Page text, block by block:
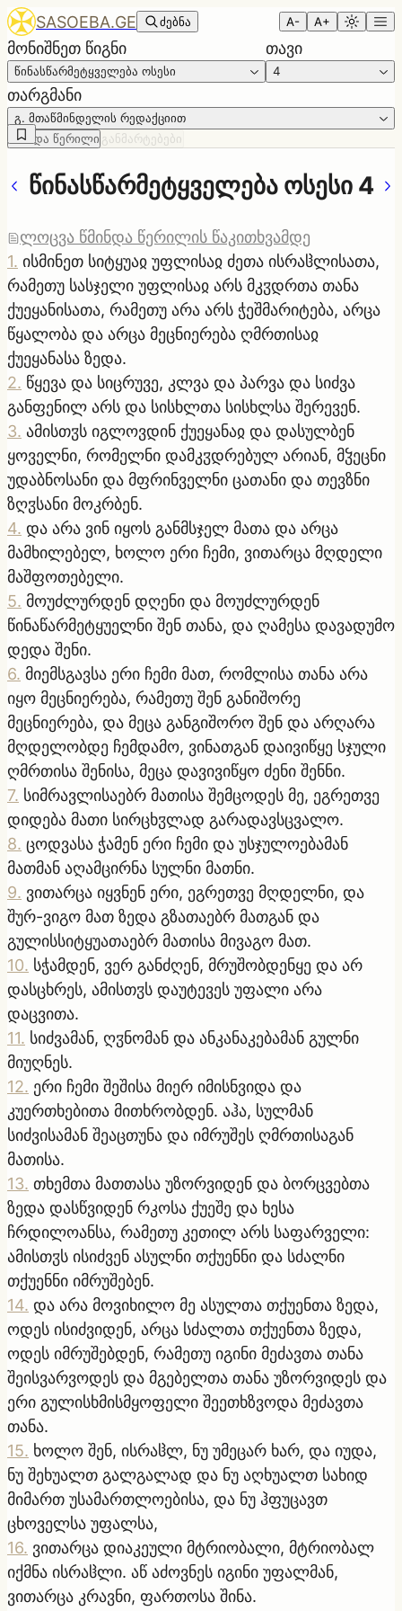
SASOEBA.GE ძებნა A- A+
მონიშნეთ წიგნი
წინასწარმეტყველება ოსესი
თავი
4
თარგმანი
გ. მთაწმინდელის რედაქციით
წმინდა წერილი განმარტებები
წინასწარმეტყველება ოსესი 4
ლოცვა წმინდა წერილის წაკითხვამდე
1. ისმინეთ სიტყუაჲ უფლისაჲ ძეთა ისრაჱლისათა,
რამეთუ სასჯელი უფლისაჲ არს მკჳდრთა თანა
ქუეყანისათა, რამეთუ არა არს ჭეშმარიტება, არცა
წყალობა და არცა მეცნიერება ღმრთისაჲ
ქუეყანასა ზედა.
2. წყევა და სიცრუვე, კლვა და პარვა და სიძვა
განფენილ არს და სისხლთა სისხლსა შერევენ.
3. ამისთჳს იგლოვდინ ქუეყანაჲ და დასულბენ
ყოველნი, რომელნი დამკჳდრებულ არიან, მჴეცნი
უდაბნოსანი და მფრინველნი ცათანი და თევზნი
ზღჳსანი მოკრბენ.
4. და არა ვინ იყოს განმსჯელ მათა და არცა
მამხილებელ, ხოლო ერი ჩემი, ვითარცა მღდელი
მაშფოთებელი.
5. მოუძლურდენ დღენი და მოუძლურდენ
წინაწარმეტყუელნი შენ თანა, და ღამესა დავადუმო
დედა შენი.
6. მიემსგავსა ერი ჩემი მათ, რომლისა თანა არა
იყო მეცნიერება, რამეთუ შენ განიშორე
მეცნიერება, და მეცა განგიშორო შენ და არღარა
მღდელობდე ჩემდამო, ვინათგან დაივიწყე სჯული
ღმრთისა შენისა, მეცა დავივიწყო ძენი შენნი.
7. სიმრავლისაებრ მათისა შემცოდეს მე, ეგრეთვე
დიდება მათი სირცხჳლად გარადავსცვალო.
8. ცოდვასა ჭამენ ერი ჩემი და უსჯულოებამან
მათმან აღამცირნა სულნი მათნი.
9. ვითარცა იყვნენ ერი, ეგრეთვე მღდელნი, და
შურ-ვიგო მათ ზედა გზათაებრ მათგან და
გულისსიტყუათაებრ მათისა მივაგო მათ.
10. სჭამდენ, ვერ განძღენ, მრუშობდენყე და არ
დასცხრეს, ამისთჳს დაუტევეს უფალი არა
დაცვითა.
11. სიძვამან, ღჳნომან და ანკანაკებამან გულნი
მიუღნეს.
12. ერი ჩემი შეშისა მიერ იმისნვიდა და
კუერთხებითა მითხრობდენ. აჰა, სულმან
სიძვისამან შეაცთუნა და იმრუშეს ღმრთისაგან
მათისა.
13. თხემთა მათთასა უზორვიდენ და ბორცვებთა
ზედა დასწვიდენ რკოსა ქუეშე და ხესა
ჩრდილოანსა, რამეთუ კეთილ არს საფარველი:
ამისთჳს ისიძვენ ასულნი თქუენნი და სძალნი
თქუენნი იმრუშებენ.
14. და არა მოვიხილო მე ასულთა თქუენთა ზედა,
ოდეს ისიძვიდენ, არცა სძალთა თქუენთა ზედა,
ოდეს იმრუშებდენ, რამეთუ იგინი მეძავთა თანა
შეისვარვოდეს და მგებელთა თანა უზორვიდეს და
ერი გულისხმისმყოფელი შეეთხზვოდა მეძავთა
თანა.
15. ხოლო შენ, ისრაჱლ, ნუ უმეცარ ხარ, და იუდა,
ნუ შეხუალთ გალგალად და ნუ აღხუალთ სახიდ
მიმართ უსამართლოებისა, და ნუ ჰფუცავთ
ცხოველსა უფალსა,
16. ვითარცა დიაკეული მტრიობალი, მტრიობალ
იქმნა ისრაჱლი. აწ აძოვნეს იგინი უფალმან,
ვითარცა კრავნი, ფართოსა შინა.